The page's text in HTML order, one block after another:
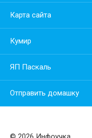
Карта сайта
Кумир
ЯП Паскаль
Отправить домашку